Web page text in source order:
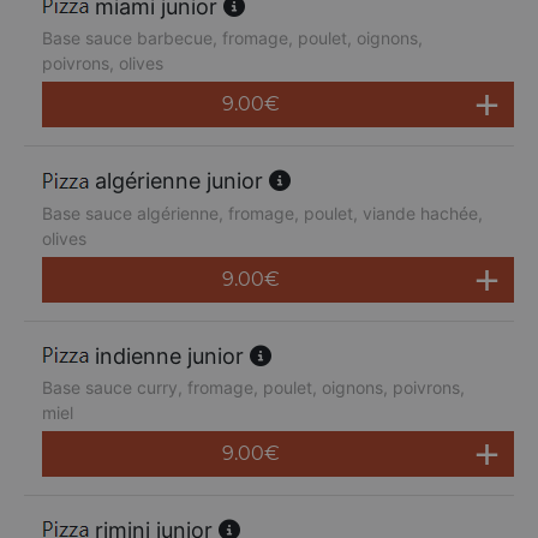
miami junior
Base sauce barbecue, fromage, poulet, oignons,
poivrons, olives
9.00€
algérienne junior
Base sauce algérienne, fromage, poulet, viande hachée,
olives
9.00€
indienne junior
Base sauce curry, fromage, poulet, oignons, poivrons,
miel
9.00€
rimini junior